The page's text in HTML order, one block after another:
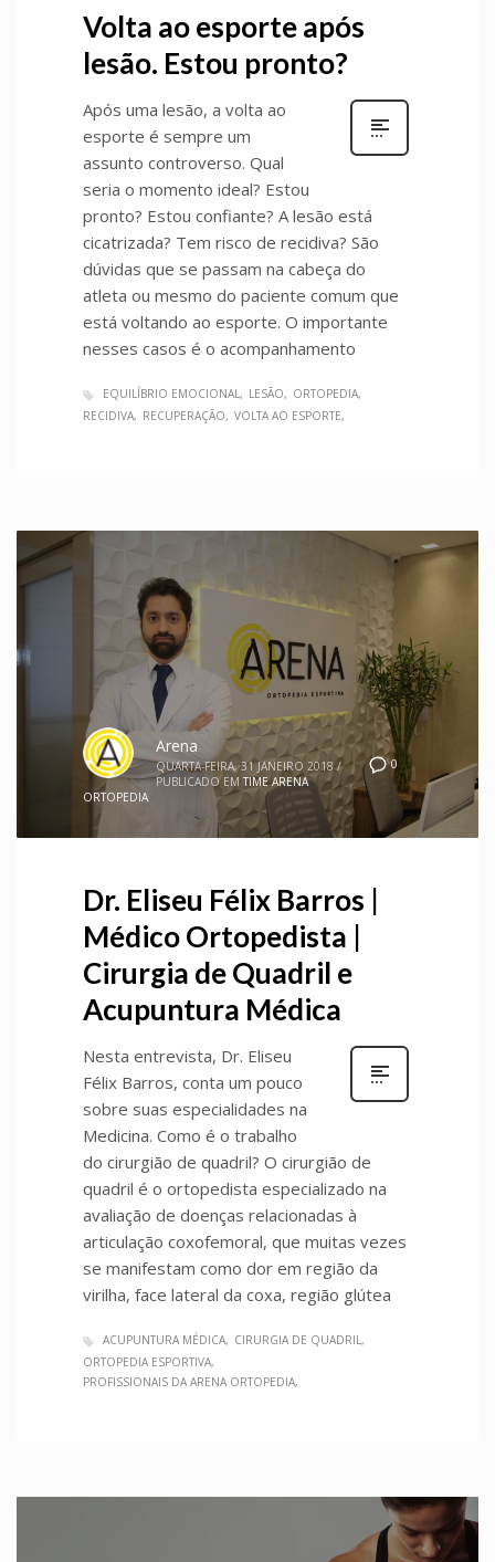
Volta ao esporte após
lesão. Estou pronto?
Após uma lesão, a volta ao
esporte é sempre um
assunto controverso. Qual
seria o momento ideal? Estou
pronto? Estou confiante? A lesão está
cicatrizada? Tem risco de recidiva? São
dúvidas que se passam na cabeça do
atleta ou mesmo do paciente comum que
está voltando ao esporte. O importante
nesses casos é o acompanhamento
EQUILÍBRIO EMOCIONAL LESÃO
ORTOPEDIA
RECIDIVA
RECUPERAÇÃO VOLTA AO ESPORTE
0
Arena
QUARTA-FEIRA, 31 JANEIRO 2018 /
PUBLICADO EM TIME ARENA
ORTOPEDIA
Dr. Eliseu Félix Barros |
Médico Ortopedista |
Cirurgia de Quadril e
Acupuntura Médica
Nesta entrevista, Dr. Eliseu
Félix Barros, conta um pouco
sobre suas especialidades na
Medicina. Como é o trabalho
do cirurgião de quadril? O cirurgião de
quadril é o ortopedista especializado na
avaliação de doenças relacionadas à
articulação coxofemoral, que muitas vezes
se manifestam como dor em região da
virilha, face lateral da coxa, região glútea
ACUPUNTURA MÉDICA
CIRURGIA DE QUADRIL
ORTOPEDIA ESPORTIVA
PROFISSIONAIS DA ARENA ORTOPEDIA